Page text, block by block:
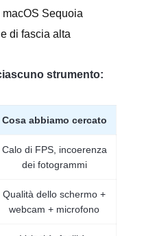
Sequoia
di fascia alta
strumento:
Cosa abbiamo cercato
Calo di FPS, incoerenza
dei fotogrammi
Qualità dello schermo +
webcam + microfono